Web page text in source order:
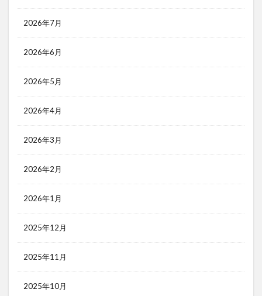
2026年7月
2026年6月
2026年5月
2026年4月
2026年3月
2026年2月
2026年1月
2025年12月
2025年11月
2025年10月